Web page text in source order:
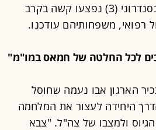
דובר צה"ל עדכן הערב כי שני לוחמים מחטיבת אלכסנדרוני (3) נפצעו קשה בקרב
רפואי, משפחותיהם עודכנו.
הארגון אבו נעמה שחוסל
היחידה לעצור את המלחמה
ולמצבו של צה"ל. "צבא